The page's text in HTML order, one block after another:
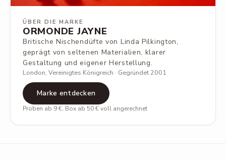
ÜBER DIE MARKE
ORMONDE JAYNE
Britische Nischendüfte von Linda Pilkington,
geprägt von seltenen Materialien, klarer
Gestaltung und eigener Herstellung.
London, Vereinigtes Königreich · Gegründet 2001
Marke entdecken
Proben ab 9 €, Box ab 50 € voll angerechnet